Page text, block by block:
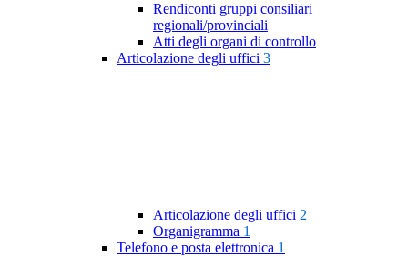
Rendiconti gruppi consiliari
regionali/provinciali
Atti degli organi di controllo
Articolazione degli uffici 3
Articolazione degli uffici 2
Organigramma 1
Telefono e posta elettronica 1